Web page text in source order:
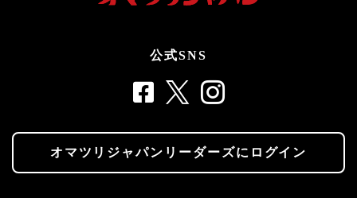
公式SNS
オマツリジャパンリーダーズにログイン